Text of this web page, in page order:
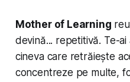
Mother of Learning
devină... repetitivă. Te-
cineva care retrăiește
concentreze pe multe,